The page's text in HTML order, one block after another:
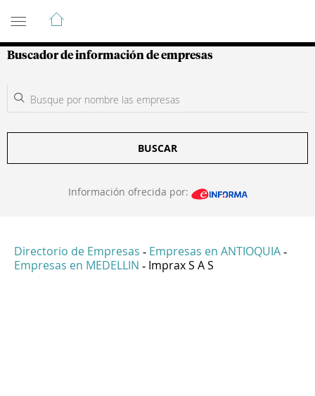
Guía de Empresas Colombianas
Buscador de información de empresas
BUSCAR
Información ofrecida por:
Directorio de Empresas - Empresas en ANTIOQUIA -
Empresas en MEDELLIN - Imprax S A S